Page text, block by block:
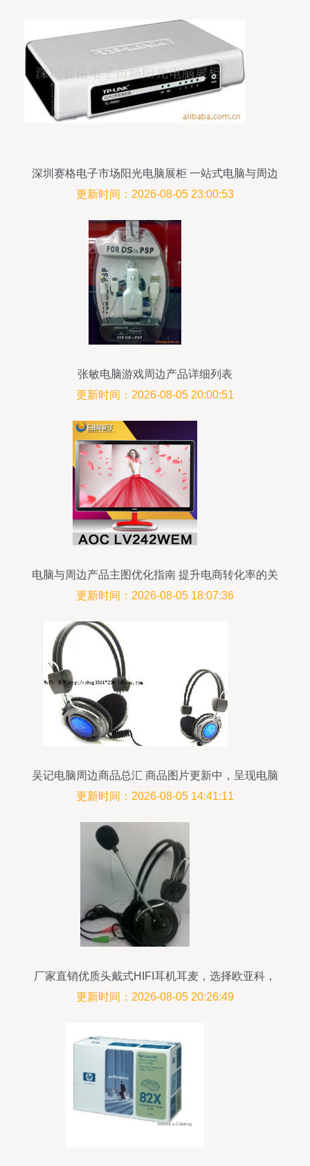
深圳赛格电子市场阳光电脑展柜 一站式电脑与周边
产品服务专家
更新时间：2026-08-05 23:00:53
张敏电脑游戏周边产品详细列表
更新时间：2026-08-05 20:00:51
电脑与周边产品主图优化指南 提升电商转化率的关
键策略
更新时间：2026-08-05 18:07:36
吴记电脑周边商品总汇 商品图片更新中，呈现电脑
与周边产品新风貌
更新时间：2026-08-05 14:41:11
厂家直销优质头戴式HIFI耳机耳麦，选择欧亚科，
聆听真实音质
更新时间：2026-08-05 20:26:49